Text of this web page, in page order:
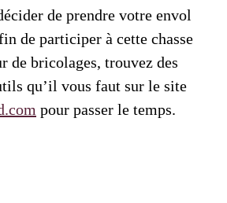
de prendre votre envol
de participer à cette chasse
de bricolages, trouvez des
qu’il vous faut sur le site
pour passer le temps.